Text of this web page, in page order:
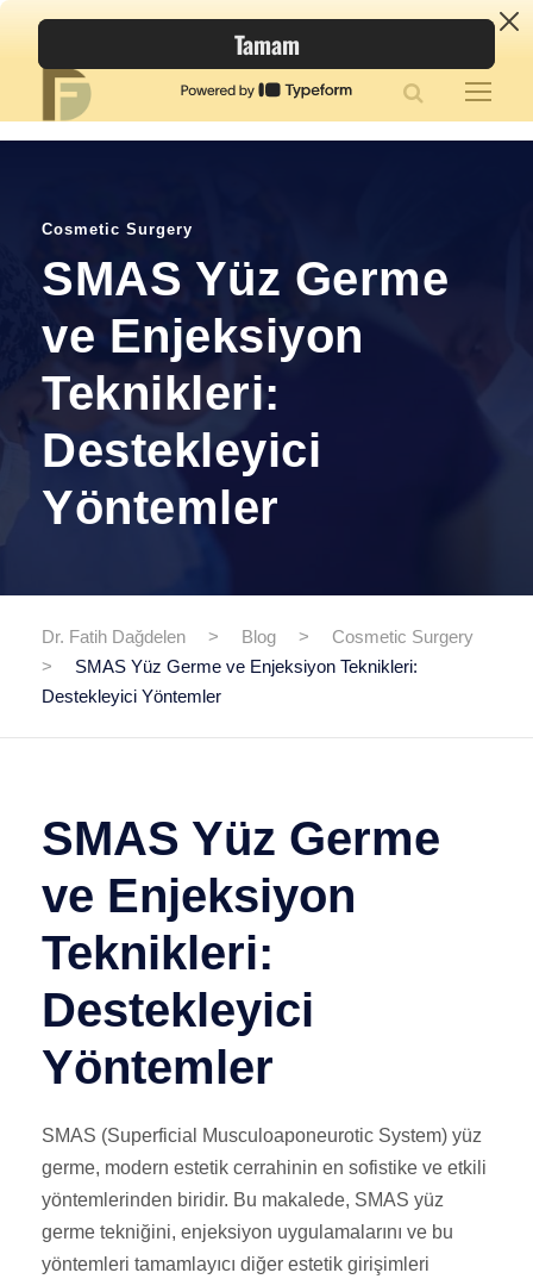
Cosmetic Surgery
SMAS Yüz Germe
ve Enjeksiyon
Teknikleri:
Destekleyici
Yöntemler
Dr. Fatih Dağdelen > Blog >
Cosmetic Surgery
>
SMAS Yüz Germe ve Enjeksiyon Teknikleri:
Destekleyici Yöntemler
SMAS Yüz Germe
ve Enjeksiyon
Teknikleri:
Destekleyici
Yöntemler
SMAS (Superficial Musculoaponeurotic System) yüz
germe, modern estetik cerrahinin en sofistike ve etkili
yöntemlerinden biridir. Bu makalede, SMAS yüz
germe tekniğini, enjeksiyon uygulamalarını ve bu
yöntemleri tamamlayıcı diğer estetik girişimleri